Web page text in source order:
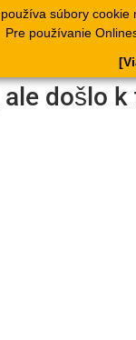
súbory cookie
Pre používanie
Produkty
došlo